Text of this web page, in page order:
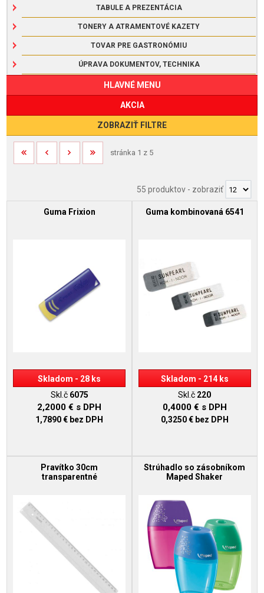
TABULE A PREZENTÁCIA
TONERY A ATRAMENTOVÉ KAZETY
TOVAR PRE GASTRONÓMIU
ÚPRAVA DOKUMENTOV, TECHNIKA
HLAVNÉ MENU
AKCIA
ZOBRAZIŤ FILTRE
stránka 1 z 5
55 produktov- zobraziť
Guma Frixion
Skladom - 28 ks
Skl.č 6075
2,2000 € s DPH
1,7890 € bez DPH
Guma kombinovaná 6541
Skladom - 214 ks
Skl.č 220
0,4000 € s DPH
0,3250 € bez DPH
Pravítko 30cm
transparentné
Strúhadlo so zásobníkom
Maped Shaker